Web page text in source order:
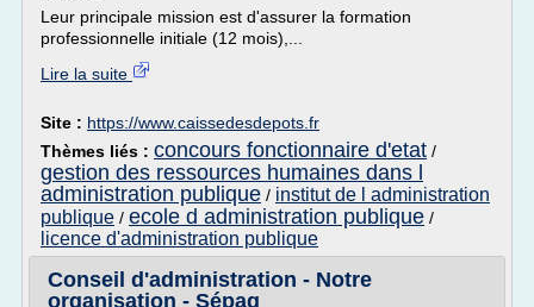
Leur principale mission est d'assurer la formation
professionnelle initiale (12 mois),...
Lire la suite
Site : https://www.caissedesdepots.fr
Thèmes liés : concours fonctionnaire d'etat /
gestion des ressources humaines dans l
administration publique / institut de l administration
publique / ecole d administration publique /
licence d'administration publique
Conseil d'administration - Notre
organisation - Sépaq